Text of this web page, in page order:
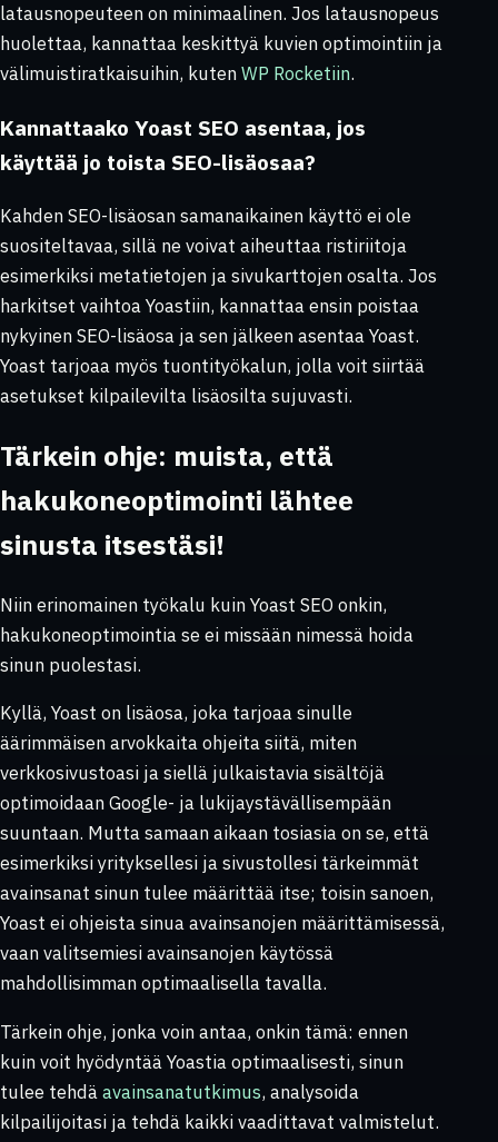
latausnopeuteen on minimaalinen. Jos latausnopeus
huolettaa, kannattaa keskittyä kuvien optimointiin ja
välimuistiratkaisuihin, kutenWP Rocketiin.
Kannattaako Yoast SEO asentaa, jos
käyttää jo toista SEO-lisäosaa?
Kahden SEO-lisäosan samanaikainen käyttö ei ole
suositeltavaa, sillä ne voivat aiheuttaa ristiriitoja
esimerkiksi metatietojen ja sivukarttojen osalta. Jos
harkitset vaihtoa Yoastiin, kannattaa ensin poistaa
nykyinen SEO-lisäosa ja sen jälkeen asentaa Yoast.
Yoast tarjoaa myös tuontityökalun, jolla voit siirtää
asetukset kilpailevilta lisäosilta sujuvasti.
Tärkein ohje: muista, että
hakukoneoptimointi lähtee
sinusta itsestäsi!
Niin erinomainen työkalu kuin Yoast SEO onkin,
hakukoneoptimointia se ei missään nimessä hoida
sinun puolestasi.
Kyllä, Yoast on lisäosa, joka tarjoaa sinulle
äärimmäisen arvokkaita ohjeita siitä, miten
verkkosivustoasi ja siellä julkaistavia sisältöjä
optimoidaan Google- ja lukijaystävällisempään
suuntaan. Mutta samaan aikaan tosiasia on se, että
esimerkiksi yrityksellesi ja sivustollesi tärkeimmät
avainsanat sinun tulee määrittää itse; toisin sanoen,
Yoast ei ohjeista sinua avainsanojen määrittämisessä,
vaan valitsemiesi avainsanojen käytössä
mahdollisimman optimaalisella tavalla.
Tärkein ohje, jonka voin antaa, onkin tämä: ennen
kuin voit hyödyntää Yoastia optimaalisesti, sinun
tulee tehdäavainsanatutkimus, analysoida
kilpailijoitasi ja tehdä kaikki vaadittavat valmistelut.